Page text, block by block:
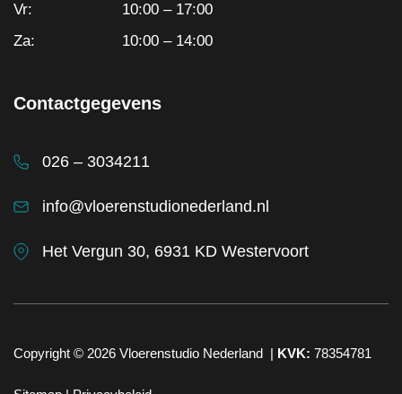
Vr:
10:00 – 17:00
Za:
10:00 – 14:00
Contactgegevens
026 – 3034211
info@vloerenstudionederland.nl
Het Vergun 30, 6931 KD Westervoort
Copyright © 2026 Vloerenstudio Nederland | KVK: 78354781